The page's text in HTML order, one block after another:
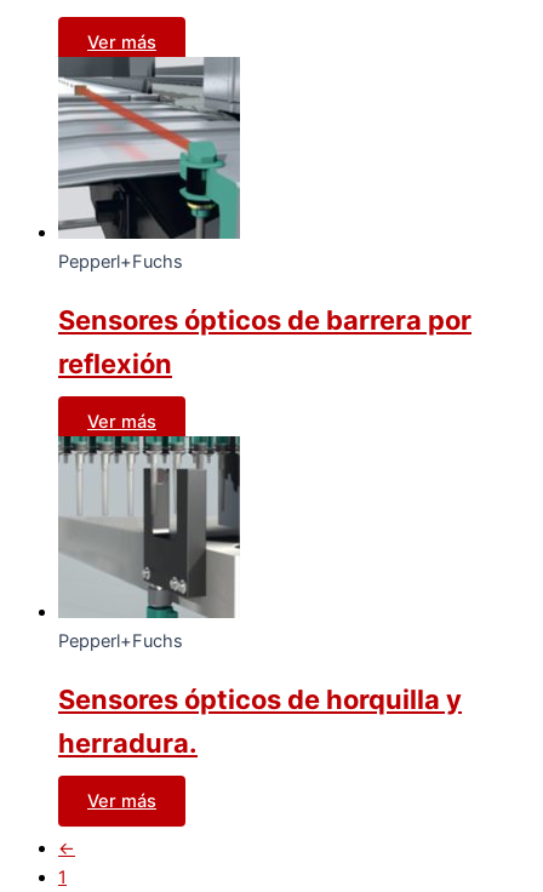
Ver más
Pepperl+Fuchs
Sensores ópticos de barrera por
reflexión
Ver más
Pepperl+Fuchs
Sensores ópticos de horquilla y
herradura.
Ver más
←
1